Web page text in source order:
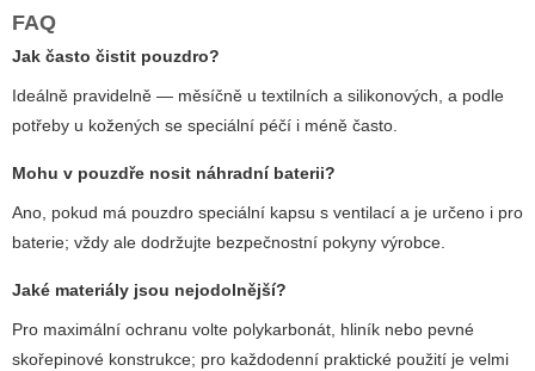
FAQ
Jak často čistit pouzdro?
Ideálně pravidelně — měsíčně u textilních a silikonových, a podle
potřeby u kožených se speciální péčí i méně často.
Mohu v pouzdře nosit náhradní baterii?
Ano, pokud má pouzdro speciální kapsu s ventilací a je určeno i pro
baterie; vždy ale dodržujte bezpečnostní pokyny výrobce.
Jaké materiály jsou nejodolnější?
Pro maximální ochranu volte polykarbonát, hliník nebo pevné
skořepinové konstrukce; pro každodenní praktické použití je velmi